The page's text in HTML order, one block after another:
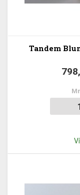
Tandem